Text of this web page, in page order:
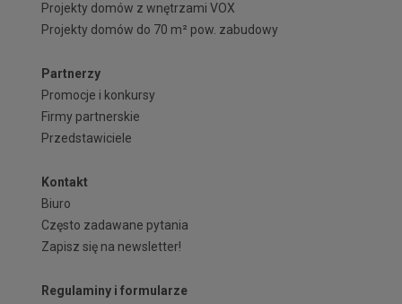
Projekty domów z wnętrzami VOX
Projekty domów do 70 m² pow. zabudowy
Partnerzy
Promocje i konkursy
Firmy partnerskie
Przedstawiciele
Kontakt
Biuro
Często zadawane pytania
Zapisz się na newsletter!
Regulaminy i formularze